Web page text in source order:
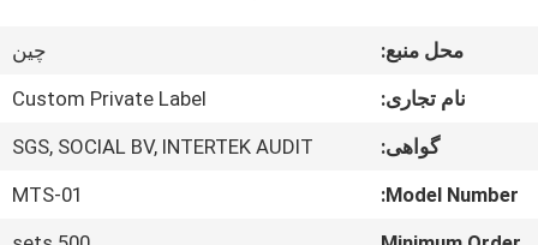
درباره
تور
محل منبع:
چين
نام تجاری:
Custom Private Label
گواهی:
SGS, SOCIAL BV, INTERTEK AUDIT
Model Number:
MTS-01